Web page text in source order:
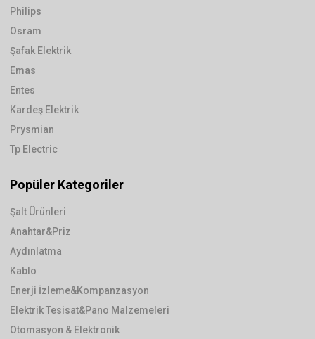
Philips
Osram
Şafak Elektrik
Emas
Entes
Kardeş Elektrik
Prysmian
Tp Electric
Popüler Kategoriler
Şalt Ürünleri
Anahtar&Priz
Aydınlatma
Kablo
Enerji İzleme&Kompanzasyon
Elektrik Tesisat&Pano Malzemeleri
Otomasyon & Elektronik